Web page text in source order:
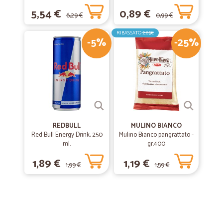
5,54 € 6,29 € 0,89 € 0,99 €
-5%
REDBULL
Red Bull Energy Drink, 250
ml.
1,89 € 1,99 €
-25%
RIBASSATO2,05€
MULINO BIANCO
Mulino Bianco pangrattato -
gr.400
1,19 € 1,59 €